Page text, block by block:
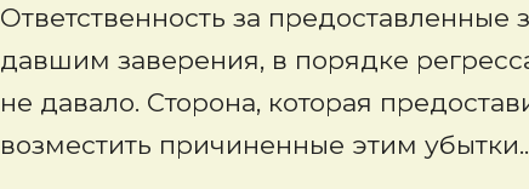
Ответственность за
давшим заверения, в порядке
не давало. Сторона, которая
возместить причиненные этим